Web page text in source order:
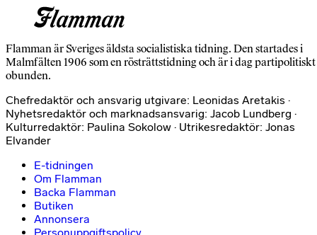
Flamman är Sveriges äldsta socialistiska tidning. Den startades i
Malmfälten 1906 som en rösträttstidning och är i dag partipolitiskt
obunden.
Chefredaktör och ansvarig utgivare: Leonidas Aretakis ·
Nyhetsredaktör och marknadsansvarig: Jacob Lundberg ·
Kulturredaktör: Paulina Sokolow · Utrikesredaktör: Jonas
Elvander
E-tidningen
Om Flamman
Backa Flamman
Butiken
Annonsera